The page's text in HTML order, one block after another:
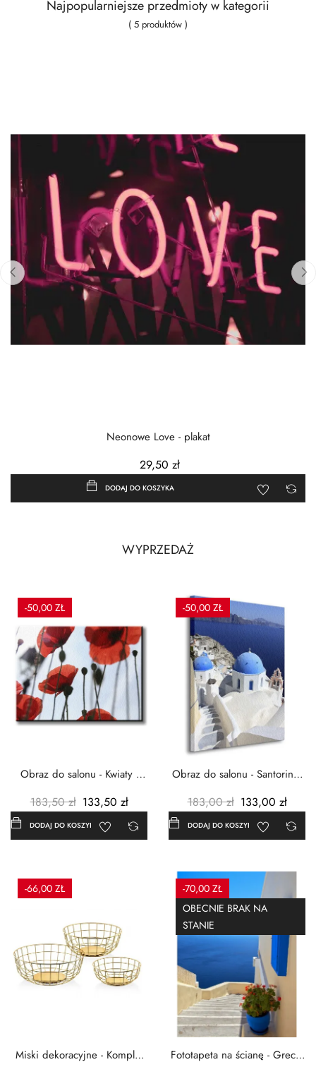
Najpopularniejsze przedmioty w kategorii
( 5 produktów )
Neonowe Love - plakat
29,50 zł
DODAJ DO KOSZYKA
‹
WYPRZEDAŻ
-50,00 ZŁ
Obraz do salonu - Kwiaty -
183,50 zł 133,50 zł
DODAJ DO KOSZYKA
-50,00 ZŁ
Obraz do salonu - Santorini -
183,00 zł 133,00 zł
DODAJ DO KOSZYKA
-66,00 ZŁ
Miski dekoracyjne - Komplet
-70,00 ZŁ
OBECNIE BRAK NA
STANIE
Fototapeta na ścianę - Grecja